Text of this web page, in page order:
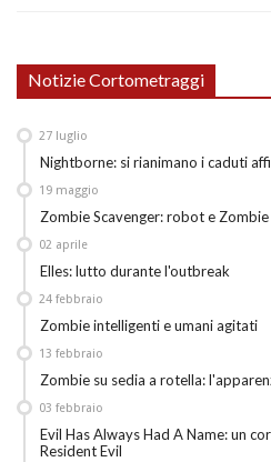
Notizie Cortometraggi
Nightborne: si rianimano i caduti
27 luglio
Zombie Scavenger: robot e
19 maggio
Elles: lutto durante l'outbreak
02 aprile
Zombie intelligenti e umani agitati
24 febbraio
Zombie su sedia a rotella:
13 febbraio
Evil Has Always Had A Name: un
Resident Evil
03 febbraio